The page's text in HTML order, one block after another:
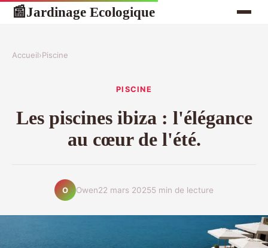
📰Jardinage Ecologique
Accueil›Piscine
PISCINE
Les piscines ibiza : l'élégance
au cœur de l'été.
O Owen22 mars 20255 min de lecture